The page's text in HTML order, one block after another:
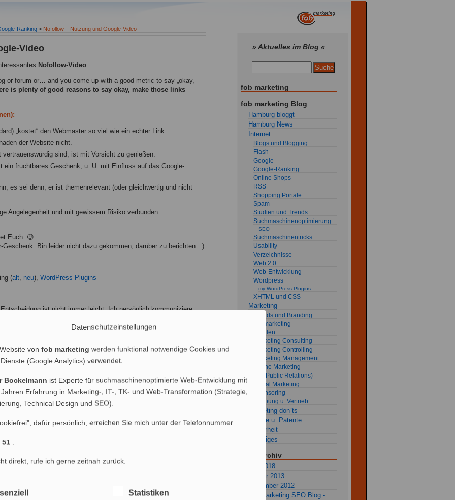
Ranking > Nofollow – Nutzung und Google-Video
Video
Nofollow-Video:
or forum or… and you come up with a good metric to say „okay,
is plenty of good reasons to say okay, make those links
„kostet“ den Webmaster so viel wie ein echter Link.
der Website nicht.
sind, ist mit Vorsicht zu genießen.
ein fruchtbares Geschenk, u. U. mit Einfluss auf das Google-
es sei denn, er ist themenrelevant (oder gleichwertig und nicht
Angelegenheit und mit gewissem Risiko verbunden.
Euch. 😉
Bin leider nicht dazu gekommen, darüber zu berichten…)
(alt, neu), WordPress Plugins
ist nicht immer leicht. Ich persönlich kommuniziere
ich zum Beispiel eine Hotmail-E-Mail-Adresse oder relativ
Einträge in meinem Blog, gehen bei mir persönlich die
mit Follow-Links umgeht, muss jeder für sich selbst entscheiden.
honorieren nur Trackback-Links und wieder andere nutzen nofollow
Video
Uhr)
und Google-Video”
» Aktuelles im Blog «
fob marketing
fob marketing Blog
Hamburg bloggt
Hamburg News
Internet
Blogs und Blogging
Flash
Google
Google-Ranking
Online Shops
RSS
Shopping Portale
Spam
Studien und Trends
Suchmaschinenoptimierung
SEO
Suchmaschinentricks
Usability
Verzeichnisse
Web 2.0
Web-Entwicklung
Wordpress
my WordPress Plugins
XHTML und CSS
Marketing
Brands und Branding
fob marketing
Kunden
Marketing Consulting
Marketing Controlling
Marketing Management
Online Marketing
PR (Public Relations)
Social Marketing
Sponsoring
Werbung u. Vertrieb
Marketing don`ts
Rechte u. Patente
Sicherheit
Sonstiges
Blog-Archiv
Mai 2018
Januar 2013
Dezember 2012
alle Marketing SEO Blog -
Datenschutzeinstellungen
von fob marketing werden funktional notwendige Cookies und
(Google Analytics) verwendet.
Bockelmann ist Experte für suchmaschinenoptimierte Web-Entwicklung mit
Erfahrung in Marketing-, IT-, TK- und Web-Transformation (Strategie,
Technical Design und SEO).
dafür persönlich, erreichen Sie mich unter der Telefonnummer
51
direkt, rufe ich gerne zeitnah zurück.
Statistiken